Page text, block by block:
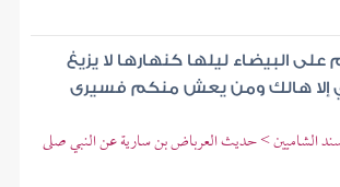
البيضاء ليلها كنهارها لا يزيغ
إلا هالك ومن يعش منكم فسيرى
الشاميين > حديث العرباض بن سارية عن النبي صلى